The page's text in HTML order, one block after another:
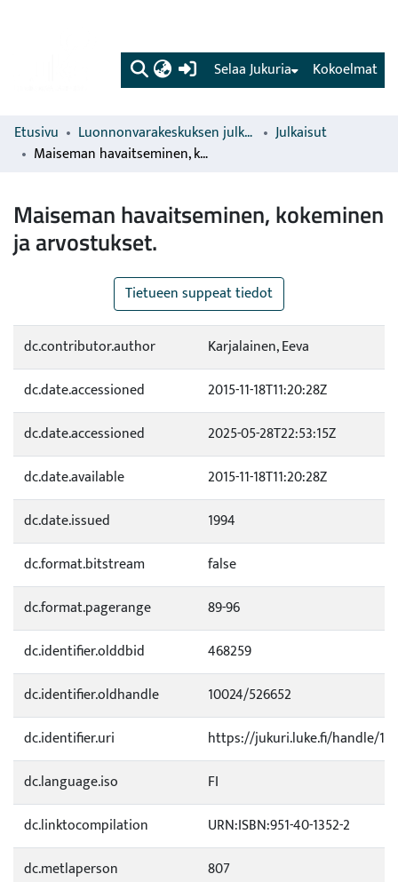
(current) Kokoelmat
Selaa Jukuria
Etusivu Luonnonvarakeskuksen julkaisut
Julkaisut
Maiseman havaitseminen, kokeminen ja arvostukset.
Maiseman havaitseminen, kokeminen
ja arvostukset.
Tietueen suppeat tiedot
dc.contributor.author
Karjalainen, Eeva
dc.date.accessioned
2015-11-18T11:20:28Z
dc.date.accessioned
2025-05-28T22:53:15Z
dc.date.available
2015-11-18T11:20:28Z
dc.date.issued
1994
dc.format.bitstream
false
dc.format.pagerange
89-96
dc.identifier.olddbid
468259
dc.identifier.oldhandle
10024/526652
dc.identifier.uri
https://jukuri.luke.fi/handle/
dc.language.iso
FI
dc.linktocompilation
URN:ISBN:951-40-1352-2
dc.metlaperson
807